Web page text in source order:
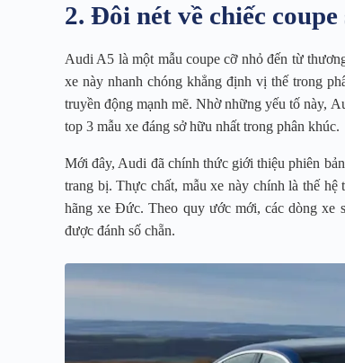
2. Đôi nét về chiếc
Audi A5 là một mẫu coupe cỡ nhỏ đến từ
xe này nhanh chóng khẳng định vị thế trong
truyền động mạnh mẽ. Nhờ những yếu tố này,
top 3 mẫu xe đáng sở hữu nhất trong phân khúc.
Mới đây, Audi đã chính thức giới thiệu phiên
trang bị. Thực chất, mẫu xe này chính là thế
hãng xe Đức. Theo quy ước mới, các dòng xe
được đánh số chẵn.